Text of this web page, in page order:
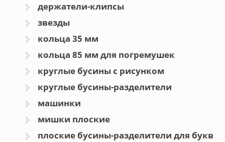
держатели-клипсы
звезды
кольца 35 мм
кольца 85 мм для погремушек
круглые бусины с рисунком
круглые бусины-разделители
машинки
мишки плоские
плоские бусины-разделители для букв